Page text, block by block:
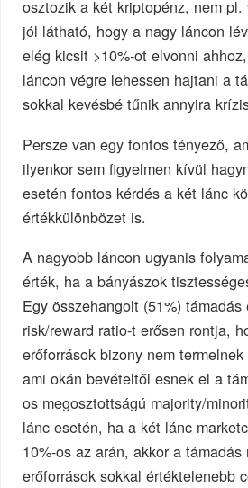
osztozik a két kriptopénz, nem
jól látható, hogy a nagy láncon
elég kicsit >10%-ot elvonni
láncon végre lehessen hajtani a
sokkal kevésbé tűnik annyira
Persze van egy fontos tényező,
ilyenkor sem figyelmen kívül
esetén fontos kérdés a két lánc
értékkülönbözet is.
A nagyobb láncon ugyanis
érték, ha a bányászok
Egy összehangolt (51%)
risk/reward ratio-t erősen rontja,
erőforrások bizony nem
ami okán bevételtől esnek el a
os megosztottságú majority/
lánc esetén, ha a két lánc
10%-os az arán, akkor a
erőforrások sokkal értéktelenebb